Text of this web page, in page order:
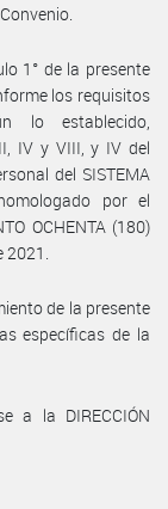
1° de la presente
los requisitos
lo establecido,
IV y VIII, y IV del
del SISTEMA
por el
OCHENTA (180)
de la presente
específicas de la
a la DIRECCIÓN